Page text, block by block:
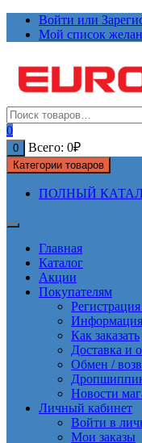
ПерейтиВойти или
Мой список
0
0 Всего: 0₽
Категории товаров
ПОЛНЫЙ
Главная
Каталог
Акции
Покупателям
Информация
Как заказать
Доставка и
Обмен /
Новости
Личный кабинет
Войти в
Мои заказы